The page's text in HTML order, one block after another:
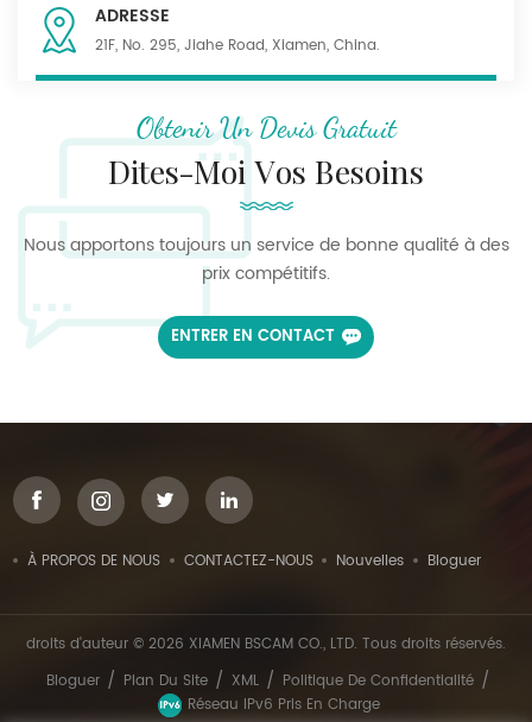
ADRESSE
21F, No. 295, Jiahe Road, Xiamen, China.
Obtenir Un Devis Gratuit
Dites-Moi Vos Besoins
Nous apportons toujours un service de bonne qualité à des
prix compétitifs.
ENTRER EN CONTACT
À PROPOS DE NOUS CONTACTEZ-NOUS Nouvelles Bloguer
droits d'auteur © 2026 XIAMEN BSCAM CO., LTD. Tous droits réservés.
Bloguer / Plan Du Site / XML / Politique De Confidentialité /
Réseau IPv6 Pris En Charge